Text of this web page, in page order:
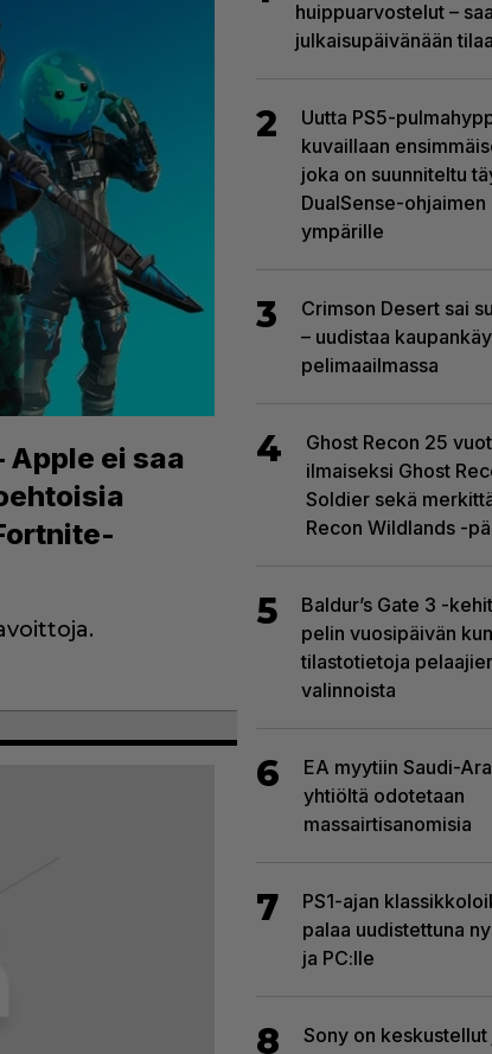
Apple ei saa
huippuarvostelut –
julkaisupäivänään
2
Uutta PS5-
kuvaillaan
joka on suunniteltu
DualSense-
ympärille
3
Crimson Desert sai
– uudistaa
pelimaailmassa
4
Ghost Recon 25
ilmaiseksi Ghost
Soldier sekä
Recon Wildlands -
5
Baldur’s Gate 3 -
pelin vuosipäivän
tilastotietoja
valinnoista
6
EA myytiin Saudi-
yhtiöltä odotetaan
massairtisanomisia
7
PS1-ajan
palaa uudistettuna
ja PC:lle
8
Sony on